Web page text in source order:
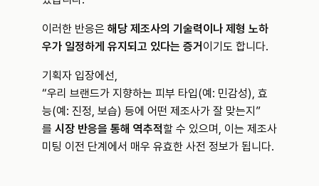
이러한 반응은 해당 제조사의 기술력이나 제형 노하
우가 일정하게 유지되고 있다는 증거 이기도 합니다.
기획자 입장에선,
“우리 브랜드가 지향하는 피부 타입(예: 민감성), 효
능(예: 진정, 보습) 등에 어떤 제조사가 잘 맞는지”
를 시장 반응을 통해 역추적할 수 있으며, 이는 제조사
미팅 이전 단계에서 매우 유효한 사전 정보가 됩니다.